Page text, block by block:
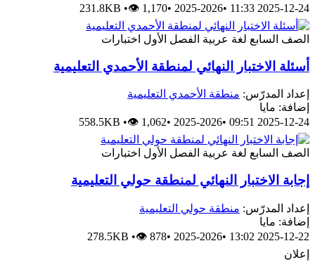
2025-12-24 11:33
•
2025-2026
•
231.8KB •👁 1,170
الصف السابع لغة عربية الفصل الأول اختبارات
أسئلة الاختبار النهائي لمنطقة الأحمدي التعليمية
إعداد المدرّس: منطقة الأحمدي التعليمية
إضافة: مايا
2025-12-24 09:51
•
2025-2026
•
558.5KB •👁 1,062
الصف السابع لغة عربية الفصل الأول اختبارات
إجابة الاختبار النهائي لمنطقة حولي التعليمية
إعداد المدرّس: منطقة حولي التعليمية
إضافة: مايا
2025-12-22 13:02
•
2025-2026
•
278.5KB •👁 878
إعلان